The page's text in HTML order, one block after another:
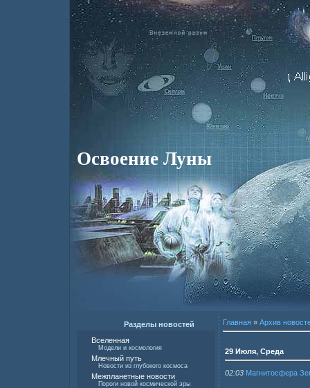
Освоение Луны
Разделы новостей
Вселенная
Модели и космология
Млечный путь
Новости из глубокого космоса
Межпланетные новости
Пороги новой космической эры
Главная » Архив
29 Июля, Среда
02:03 Магнитосфера